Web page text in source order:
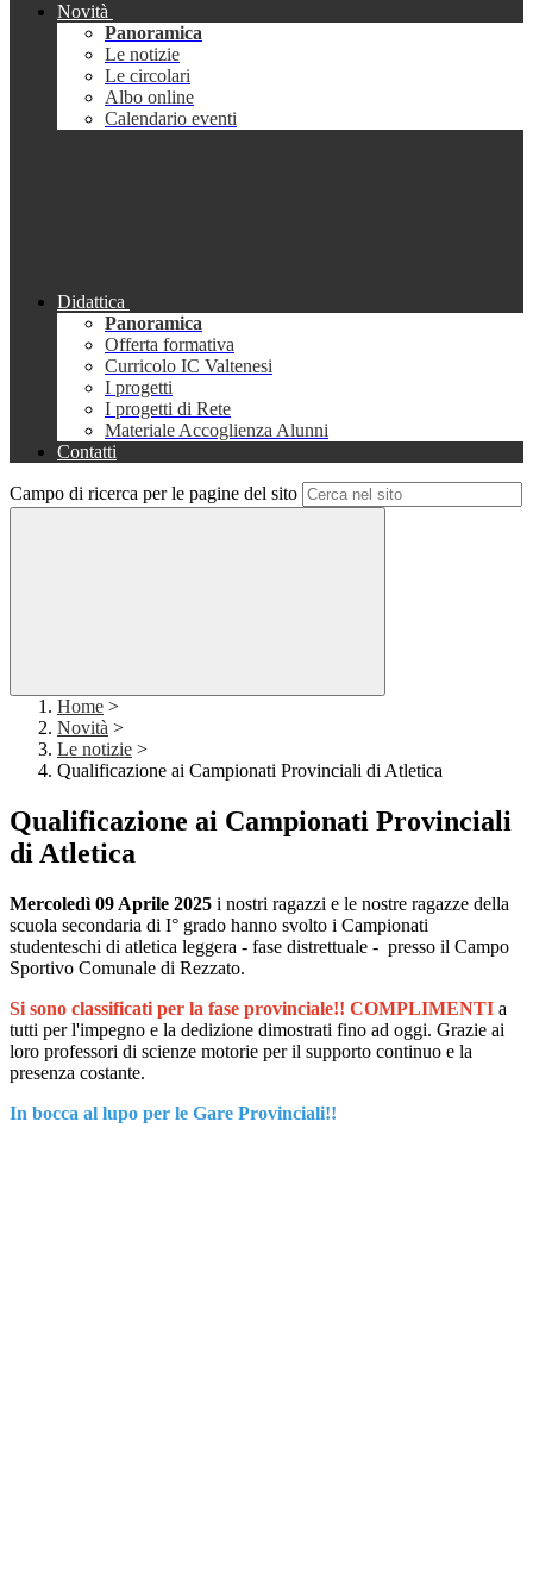
Novità
Panoramica
Le notizie
Le circolari
Albo online
Calendario eventi
Didattica
Panoramica
Offerta formativa
Curricolo IC Valtenesi
I progetti
I progetti di Rete
Materiale Accoglienza Alunni
Contatti
Campo di ricerca per le pagine del sito
Home >
Novità >
Le notizie >
Qualificazione ai Campionati Provinciali di Atletica
Qualificazione ai Campionati Provinciali
di Atletica
Mercoledì 09 Aprile 2025 i nostri ragazzi e le nostre ragazze della
scuola secondaria di I° grado hanno svolto i Campionati
studenteschi di atletica leggera - fase distrettuale - presso il Campo
Sportivo Comunale di Rezzato.
Si sono classificati per la fase provinciale!! COMPLIMENTI a
tutti per l'impegno e la dedizione dimostrati fino ad oggi. Grazie ai
loro professori di scienze motorie per il supporto continuo e la
presenza costante.
In bocca al lupo per le Gare Provinciali!!